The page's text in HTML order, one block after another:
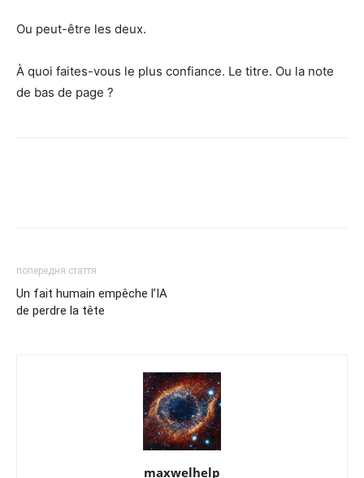
Ou peut-être les deux.
À quoi faites-vous le plus confiance. Le titre. Ou la note
de bas de page ?
попередня стаття
Un fait humain empêche l’IA
de perdre la tête
maxwelhelp